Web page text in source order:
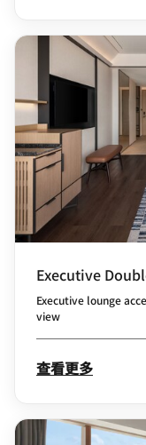
Executive
Executive lounge
view
查看更多